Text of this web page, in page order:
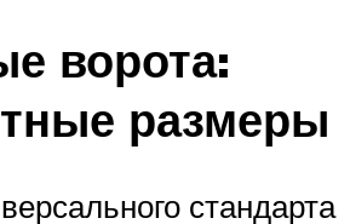
ворота:
размеры
стандарта